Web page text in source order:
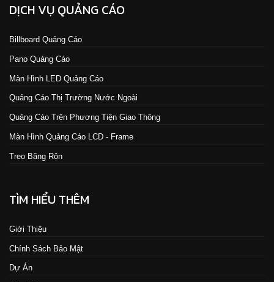
DỊCH VỤ QUẢNG CÁO
Billboard Quảng Cáo
Pano Quảng Cáo
Màn Hình LED Quảng Cáo
Quảng Cáo Thị Trường Nước Ngoài
Quảng Cáo Trên Phương Tiện Giao Thông
Màn Hình Quảng Cáo LCD - Frame
Treo Băng Rôn
TÌM HIỂU THÊM
Giới Thiệu
Chính Sách Bảo Mật
Dự Án